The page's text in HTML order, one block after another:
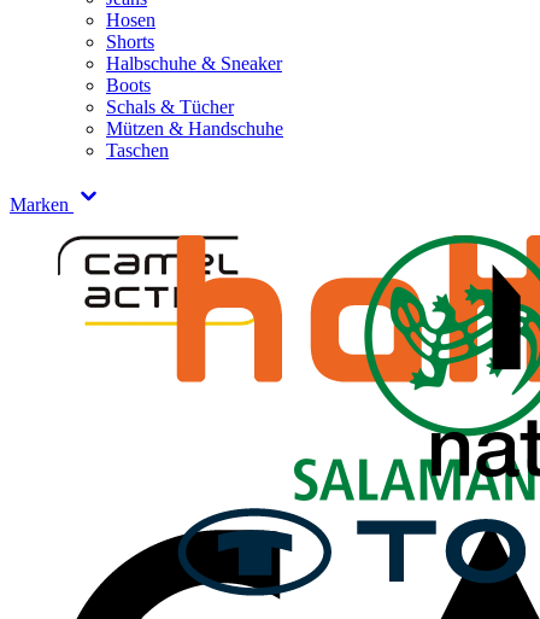
Hosen
Shorts
Halbschuhe & Sneaker
Boots
Schals & Tücher
Mützen & Handschuhe
Taschen
Marken